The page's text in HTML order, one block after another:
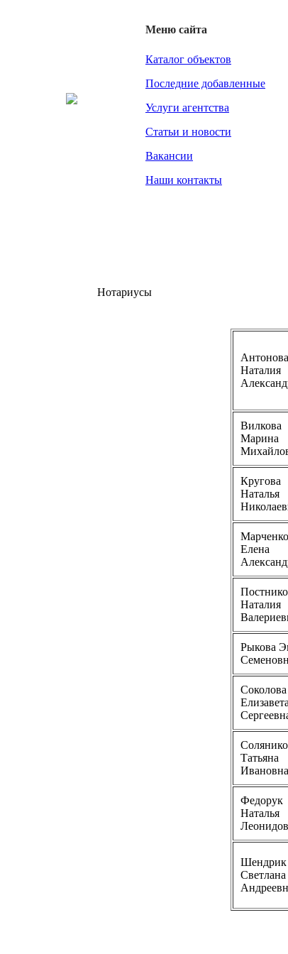
Меню сайта
Каталог объектов
Последние добавленные
Услуги агентства
Статьи и новости
Вакансии
Наши контакты
Нотариусы
Антонова
Наталия
Вилкова
Марина
Кругова
Наталья
Марченко
Елена
Наталия
Рыкова
Соколова
Елизавета
Татьяна
Ивановна
Федорук
Наталья
Шендрик
Светлана